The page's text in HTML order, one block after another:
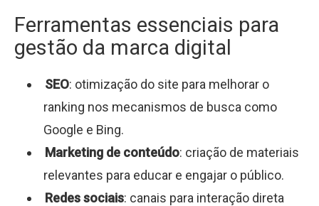
Ferramentas essenciais para
gestão da marca digital
SEO: otimização do site para melhorar o
ranking nos mecanismos de busca como
Google e Bing.
Marketing de conteúdo: criação de materiais
relevantes para educar e engajar o público.
Redes sociais: canais para interação direta